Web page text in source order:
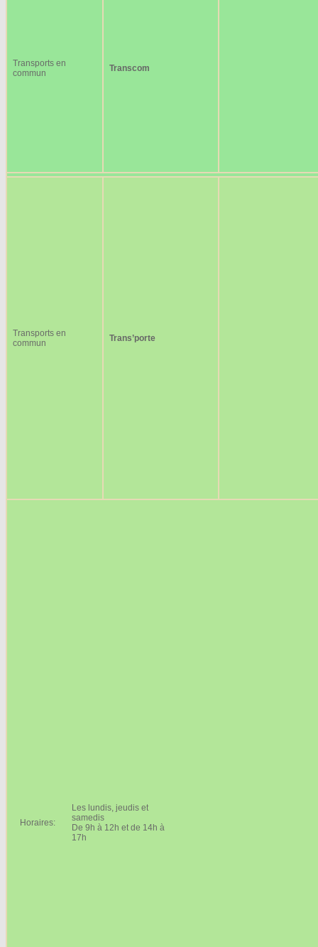
Transports en
commun
Transcom
Transports en
commun
Trans’porte
Horaires:
Les lundis, jeudis et
samedis
De 9h à 12h et de 14h à
17h